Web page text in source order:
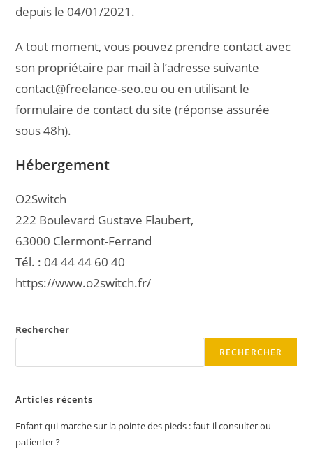
depuis le 04/01/2021.
A tout moment, vous pouvez prendre contact avec
son propriétaire par mail à l’adresse suivante
contact@freelance-seo.eu ou en utilisant le
formulaire de contact du site (réponse assurée
sous 48h).
Hébergement
O2Switch
222 Boulevard Gustave Flaubert,
63000 Clermont-Ferrand
Tél. : 04 44 44 60 40
https://www.o2switch.fr/
Rechercher
RECHERCHER
Articles récents
Enfant qui marche sur la pointe des pieds : faut-il consulter ou
patienter ?